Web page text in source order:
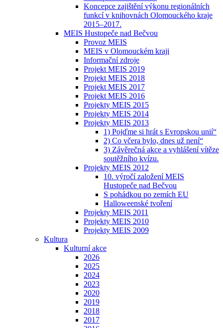
Koncepce zajištění výkonu regionálních
funkcí v knihovnách Olomouckého kraje
2015–2017.
MEIS Hustopeče nad Bečvou
Provoz MEIS
MEIS v Olomouckém kraji
Informační zdroje
Projekt MEIS 2019
Projekt MEIS 2018
Projekt MEIS 2017
Projekt MEIS 2016
Projekty MEIS 2015
Projekty MEIS 2014
Projekty MEIS 2013
1) Pojďme si hrát s Evropskou unií“
2) Co včera bylo, dnes už není“
3) Závěrečná akce a vyhlášení vítěze
soutěžního kvízu.
Projekty MEIS 2012
10. výročí založení MEIS
Hustopeče nad Bečvou
S pohádkou po zemích EU
Halloweenské tvoření
Projekty MEIS 2011
Projekty MEIS 2010
Projekty MEIS 2009
Kultura
Kulturní akce
2026
2025
2024
2023
2020
2019
2018
2017